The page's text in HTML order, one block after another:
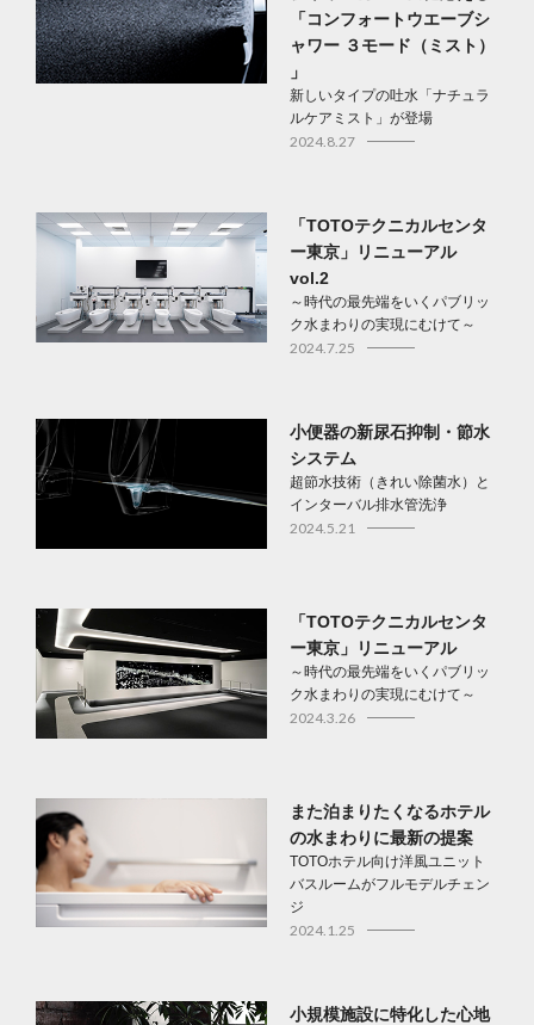
「コンフォートウエーブシ
ャワー ３モード（ミスト）
」
新しいタイプの吐水「ナチュラ
ルケアミスト」が登場
2024.8.27
「TOTOテクニカルセンタ
ー東京」リニューアル
vol.2
～時代の最先端をいくパブリッ
ク水まわりの実現にむけて～
2024.7.25
小便器の新尿石抑制・節水
システム
超節水技術（きれい除菌水）と
インターバル排水管洗浄
2024.5.21
「TOTOテクニカルセンタ
ー東京」リニューアル
～時代の最先端をいくパブリッ
ク水まわりの実現にむけて～
2024.3.26
また泊まりたくなるホテル
の水まわりに最新の提案
TOTOホテル向け洋風ユニット
バスルームがフルモデルチェン
ジ
2024.1.25
小規模施設に特化した心地